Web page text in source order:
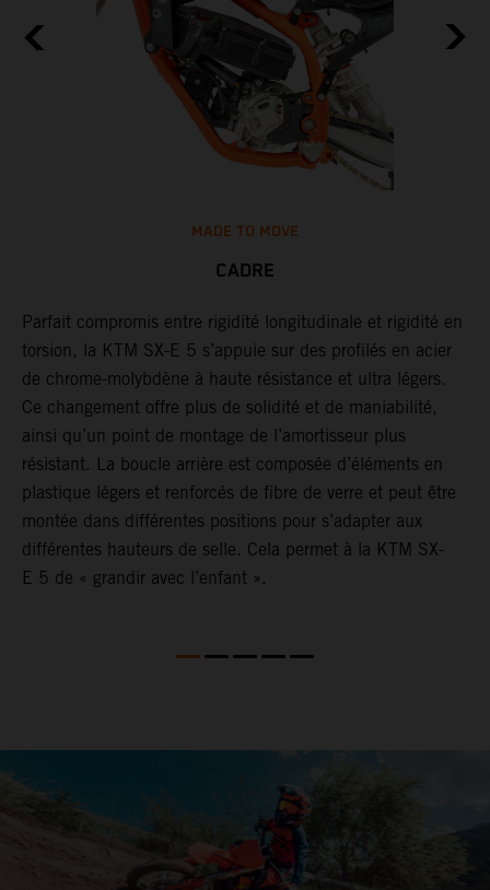
MADE TO MOVE
CADRE
Parfait compromis entre rigidité longitudinale et rigidité en
torsion, la KTM SX-E 5 s’appuie sur des profilés en acier
de chrome-molybdène à haute résistance et ultra légers.
Ce changement offre plus de solidité et de maniabilité,
ainsi qu’un point de montage de l’amortisseur plus
résistant. La boucle arrière est composée d’éléments en
plastique légers et renforcés de fibre de verre et peut être
montée dans différentes positions pour s’adapter aux
différentes hauteurs de selle. Cela permet à la KTM SX-
E 5 de « grandir avec l’enfant ».